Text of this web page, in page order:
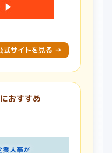
式サイトを見る →
おすすめ